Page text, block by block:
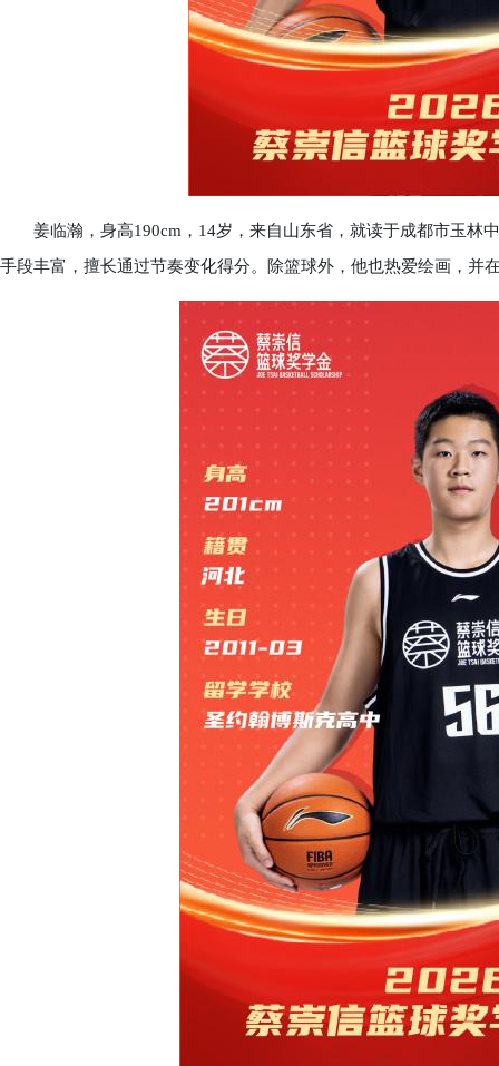
姜临瀚，身高190cm，14岁，来自山东省，就读于成都市玉林
手段丰富，擅长通过节奏变化得分。除篮球外，他也热爱绘画，并